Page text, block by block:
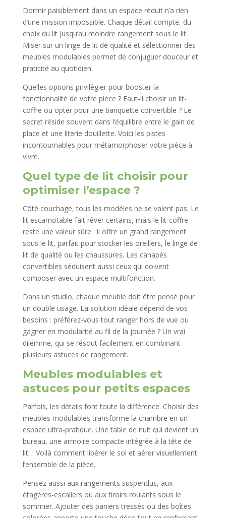
Dormir paisiblement dans un espace réduit n’a rien
d’une mission impossible. Chaque détail compte, du
choix du lit jusqu’au moindre rangement sous le lit.
Miser sur un linge de lit de qualité et sélectionner des
meubles modulables permet de conjuguer douceur et
praticité au quotidien.
Quelles options privilégier pour booster la
fonctionnalité de votre pièce ? Faut-il choisir un lit-
coffre ou opter pour une banquette convertible ? Le
secret réside souvent dans l’équilibre entre le gain de
place et une literie douillette. Voici les pistes
incontournables pour métamorphoser votre pièce à
vivre.
Quel type de lit choisir pour
optimiser l’espace ?
Côté couchage, tous les modèles ne se valent pas. Le
lit escamotable fait rêver certains, mais le lit-coffre
reste une valeur sûre : il offre un grand rangement
sous le lit, parfait pour stocker les oreillers, le linge de
lit de qualité ou les chaussures. Les canapés
convertibles séduisent aussi ceux qui doivent
composer avec un espace multifonction.
Dans un studio, chaque meuble doit être pensé pour
un double usage. La solution idéale dépend de vos
besoins : préférez-vous tout ranger hors de vue ou
gagner en modularité au fil de la journée ? Un vrai
dilemme, qui se résout facilement en combinant
plusieurs astuces de rangement.
Meubles modulables et
astuces pour petits espaces
Parfois, les détails font toute la différence. Choisir des
meubles modulables transforme la chambre en un
espace ultra-pratique. Une table de nuit qui devient un
bureau, une armoire compacte intégrée à la tête de
lit… Voilà comment libérer le sol et aérer visuellement
l’ensemble de la pièce.
Pensez aussi aux rangements suspendus, aux
étagères-escaliers ou aux tiroirs roulants sous le
sommier. Ajouter des paniers tressés ou des boîtes